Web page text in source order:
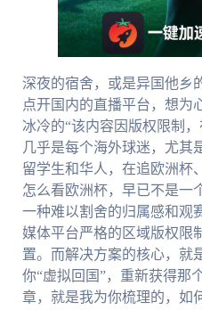
深夜的宿舍，或是异国他乡
点开国内的直播平台，想为
冰冷的“该内容因版权限制
几乎是每个海外球迷，尤其
留学生和华人，在追欧洲杯
怎么看欧洲杯，早已不是一
一种难以割舍的归属感和观
媒体平台严格的区域版权限
置。而解决方案的核心，就
你“虚拟回国”，重新获得那
章，就是我为你梳理的，如